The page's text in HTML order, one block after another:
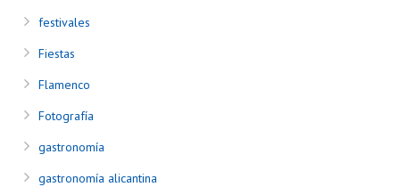
festivales
Fiestas
Flamenco
Fotografía
gastronomía
gastronomía alicantina